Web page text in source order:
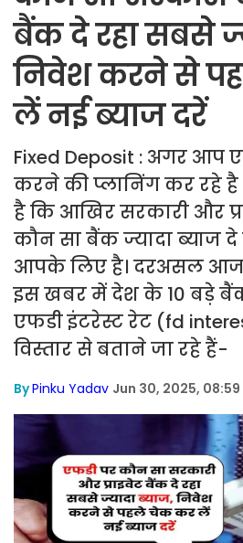
बैंक दे रहा सबसे
निवेश करने से
लें नई ब्याज दरें
Fixed Deposit : अगर आप
करने की प्लानिंग कर रहे
है कि आखिर सरकारी और
कौन सा बैंक ज्यादा ब्याज
आपके लिए है। दरअसल
इस खबर में देश के 10 बड़े
एफडी इंटरेस्ट रेट (fd
विस्तार से बताने जा रहे हैं-
ByPinku Yadav Jun 30, 2025, 08:59